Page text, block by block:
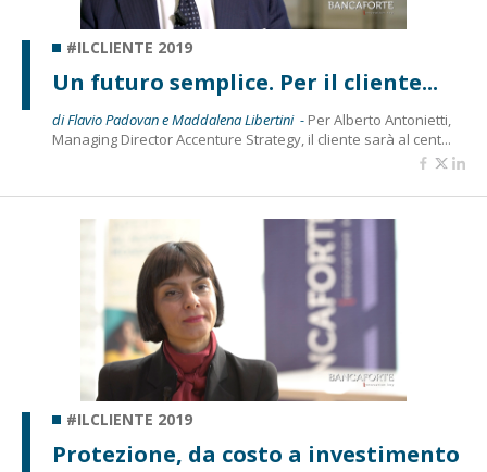
#ILCLIENTE 2019
Un futuro semplice. Per il cliente...
di Flavio Padovan e Maddalena Libertini - Per Alberto Antonietti,
Managing Director Accenture Strategy, il cliente sarà al cent...
#ILCLIENTE 2019
Protezione, da costo a investimento